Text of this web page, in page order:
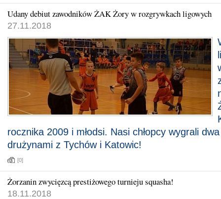
Udany debiut zawodników ŻAK Żory w rozgrywkach ligowych
27.11.2018
rocznika 2009 i młodsi. Nasi chłopcy wygrali
drużynami z Tychów i Katowic!
[0]
Żorzanin zwycięzcą prestiżowego turnieju squasha!
18.11.2018